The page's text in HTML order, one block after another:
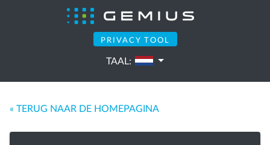
PRIVACY TOOL
TAAL:
« TERUG NAAR DE HOMEPAGINA